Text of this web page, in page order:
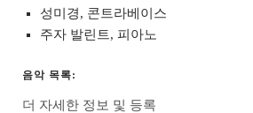
성미경, 콘트라베이스
주자 발린트, 피아노
음악 목록:
더 자세한 정보 및 등록